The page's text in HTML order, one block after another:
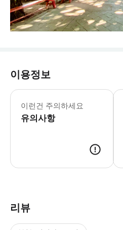
이용정보
이런건 주의하세요
유의사항
리뷰